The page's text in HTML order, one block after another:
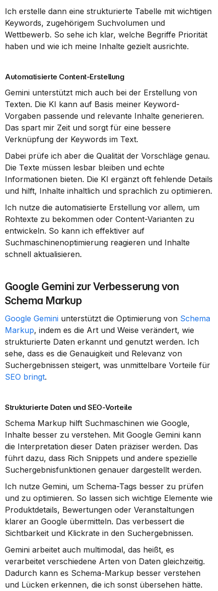
Ich erstelle dann eine strukturierte Tabelle mit wichtigen
Keywords, zugehörigem Suchvolumen und
Wettbewerb. So sehe ich klar, welche Begriffe Priorität
haben und wie ich meine Inhalte gezielt ausrichte.
Automatisierte Content-Erstellung
Gemini unterstützt mich auch bei der Erstellung von
Texten. Die KI kann auf Basis meiner Keyword-
Vorgaben passende und relevante Inhalte generieren.
Das spart mir Zeit und sorgt für eine bessere
Verknüpfung der Keywords im Text.
Dabei prüfe ich aber die Qualität der Vorschläge genau.
Die Texte müssen lesbar bleiben und echte
Informationen bieten. Die KI ergänzt oft fehlende Details
und hilft, Inhalte inhaltlich und sprachlich zu optimieren.
Ich nutze die automatisierte Erstellung vor allem, um
Rohtexte zu bekommen oder Content-Varianten zu
entwickeln. So kann ich effektiver auf
Suchmaschinenoptimierung reagieren und Inhalte
schnell aktualisieren.
Google Gemini zur Verbesserung von
Schema Markup
Google Gemini unterstützt die Optimierung von Schema
Markup, indem es die Art und Weise verändert, wie
strukturierte Daten erkannt und genutzt werden. Ich
sehe, dass es die Genauigkeit und Relevanz von
SEO bringt.
Strukturierte Daten und SEO-Vorteile
Schema Markup hilft Suchmaschinen wie Google,
Inhalte besser zu verstehen. Mit Google Gemini kann
die Interpretation dieser Daten präziser werden. Das
führt dazu, dass Rich Snippets und andere spezielle
Suchergebnisfunktionen genauer dargestellt werden.
Ich nutze Gemini, um Schema-Tags besser zu prüfen
und zu optimieren. So lassen sich wichtige Elemente wie
Produktdetails, Bewertungen oder Veranstaltungen
klarer an Google übermitteln. Das verbessert die
Sichtbarkeit und Klickrate in den Suchergebnissen.
Gemini arbeitet auch multimodal, das heißt, es
verarbeitet verschiedene Arten von Daten gleichzeitig.
Dadurch kann es Schema-Markup besser verstehen
und Lücken erkennen, die ich sonst übersehen hätte.